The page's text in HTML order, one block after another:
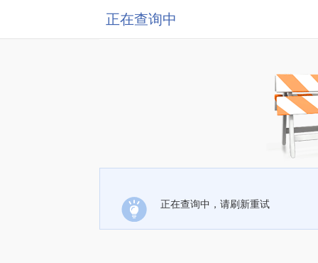
正在查询中
正在查询中，请刷新重试